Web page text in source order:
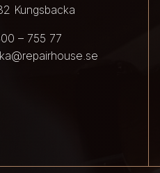
Kungsbacka
– 755 77